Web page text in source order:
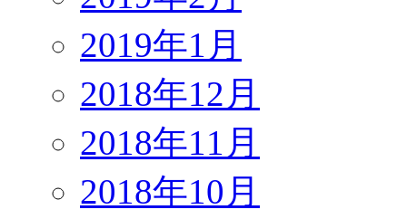
2019年1月
2018年12月
2018年11月
2018年10月